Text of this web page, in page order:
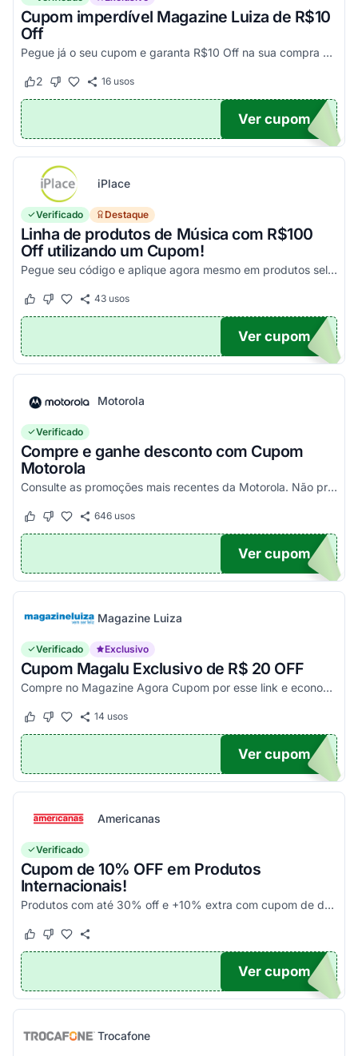
Cupom imperdível Magazine Luiza de R$10
Off
Pegue já o seu cupom e garanta R$10 Off na sua compra acima de R$500,00
Este cupom funcionou
2 Este cupom não funcionou
16usos
UPOM
Ver cupom
iPlace
Verificado Destaque
Linha de produtos de Música com R$100
Off utilizando um Cupom!
Pegue seu código e aplique agora mesmo em produtos selecionados para garantir seus descontos!
Este cupom funcionou
Este cupom não funcionou
43usos
100
Ver cupom
Motorola
Verificado
Compre e ganhe desconto com Cupom
Motorola
Consulte as promoções mais recentes da Motorola. Não precisa de cupom, descontos já aplicados no site.
Este cupom funcionou
Este cupom não funcionou
646usos
TICO
Ver cupom
Magazine Luiza
Verificado Exclusivo
Cupom Magalu Exclusivo de R$ 20 OFF
Compre no Magazine Agora Cupom por esse link e economize R$ 20 na compra de produtos acima de R$ 999 vendidos e entregues por Magazine Luiza. Economize!
Este cupom funcionou
Este cupom não funcionou
14 usos
UPOM
Ver cupom
Americanas
Verificado
Cupom de 10% OFF em Produtos
Internacionais!
Produtos com até 30% off e +10% extra com cupom de desconto em produtos participantes da campanha. Consulte exceções no site. Aplique o código promocional no carrinho e aproveite!
Este cupom funcionou
Este cupom não funcionou
10
Ver cupom
Trocafone